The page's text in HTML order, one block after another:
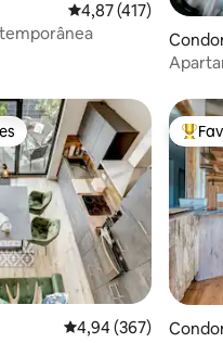
Classificação média
4,87 (417)
Classificação média
4,94 (367)